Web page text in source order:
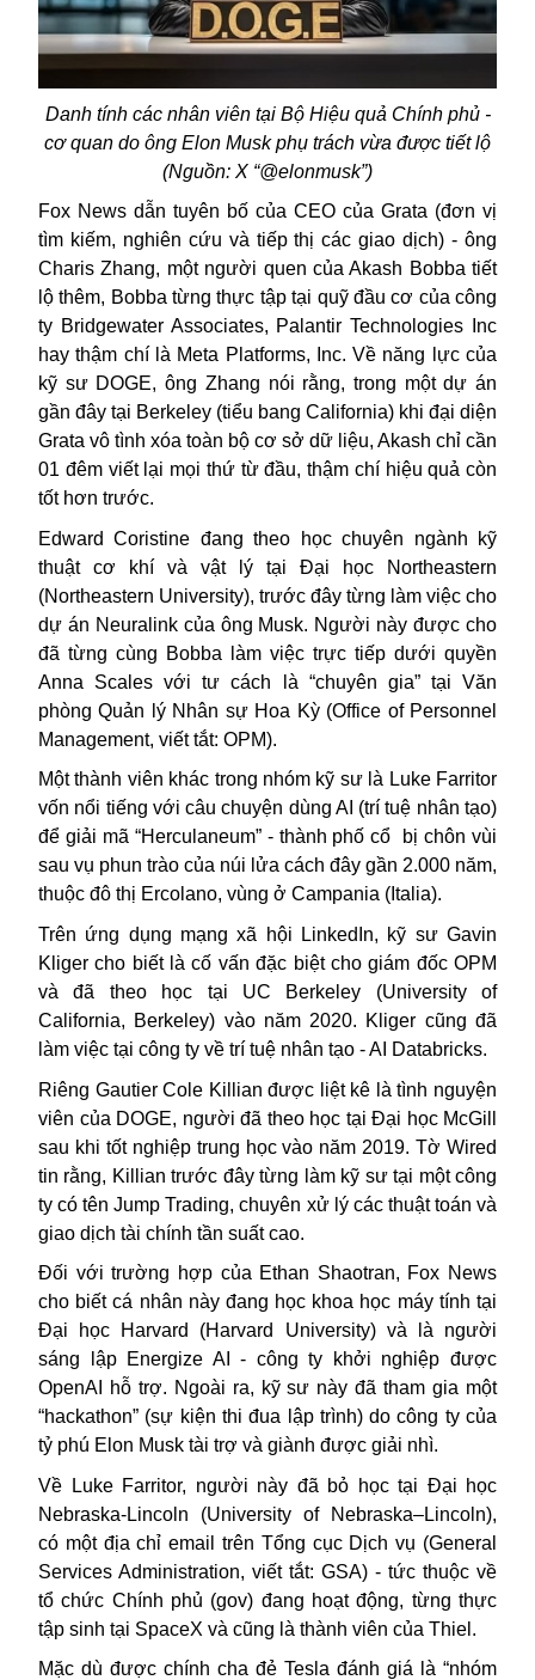
Danh tính các nhân viên tại Bộ Hiệu quả Chính phủ -
cơ quan do ông Elon Musk phụ trách vừa được tiết lộ
(Nguồn: X “@elonmusk”)
Fox News dẫn tuyên bố của CEO của Grata (đơn vị
tìm kiếm, nghiên cứu và tiếp thị các giao dịch) - ông
Charis Zhang, một người quen của Akash Bobba tiết
lộ thêm, Bobba từng thực tập tại quỹ đầu cơ của công
ty Bridgewater Associates, Palantir Technologies Inc
hay thậm chí là Meta Platforms, Inc. Về năng lực của
kỹ sư DOGE, ông Zhang nói rằng, trong một dự án
gần đây tại Berkeley (tiểu bang California) khi đại diện
Grata vô tình xóa toàn bộ cơ sở dữ liệu, Akash chỉ cần
01 đêm viết lại mọi thứ từ đầu, thậm chí hiệu quả còn
tốt hơn trước.
Edward Coristine đang theo học chuyên ngành kỹ
thuật cơ khí và vật lý tại Đại học Northeastern
(Northeastern University), trước đây từng làm việc cho
dự án Neuralink của ông Musk. Người này được cho
đã từng cùng Bobba làm việc trực tiếp dưới quyền
Anna Scales với tư cách là “chuyên gia” tại Văn
phòng Quản lý Nhân sự Hoa Kỳ (Office of Personnel
Management, viết tắt: OPM).
Một thành viên khác trong nhóm kỹ sư là Luke Farritor
vốn nổi tiếng với câu chuyện dùng AI (trí tuệ nhân tạo)
để giải mã “Herculaneum” - thành phố cổ
bị chôn vùi
sau vụ phun trào của núi lửa cách đây gần 2.000 năm,
thuộc đô thị Ercolano, vùng ở Campania (Italia).
Trên ứng dụng mạng xã hội LinkedIn, kỹ sư Gavin
Kliger cho biết là cố vấn đặc biệt cho giám đốc OPM
và đã theo học tại UC Berkeley (University of
California, Berkeley) vào năm 2020. Kliger cũng đã
làm việc tại công ty về trí tuệ nhân tạo - AI Databricks.
Riêng Gautier Cole Killian được liệt kê là tình nguyện
viên của DOGE, người đã theo học tại Đại học McGill
sau khi tốt nghiệp trung học vào năm 2019. Tờ Wired
tin rằng, Killian trước đây từng làm kỹ sư tại một công
ty có tên Jump Trading, chuyên xử lý các thuật toán và
giao dịch tài chính tần suất cao.
Đối với trường hợp của Ethan Shaotran, Fox News
cho biết cá nhân này đang học khoa học máy tính tại
Đại học Harvard (Harvard University) và là người
sáng lập Energize AI - công ty khởi nghiệp được
OpenAI hỗ trợ. Ngoài ra, kỹ sư này đã tham gia một
“hackathon” (sự kiện thi đua lập trình) do công ty của
tỷ phú Elon Musk tài trợ và giành được giải nhì.
Về Luke Farritor, người này đã bỏ học tại Đại học
Nebraska-Lincoln (University of Nebraska–Lincoln),
có một địa chỉ email trên Tổng cục Dịch vụ (General
Services Administration, viết tắt: GSA) - tức thuộc về
tổ chức Chính phủ (gov) đang hoạt động, từng thực
tập sinh tại SpaceX và cũng là thành viên của Thiel.
Mặc dù được chính cha đẻ Tesla đánh giá là “nhóm